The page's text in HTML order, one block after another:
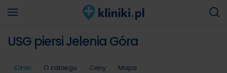
USG piersi Jelenia Góra
Kliniki O zabiegu Ceny Mapa